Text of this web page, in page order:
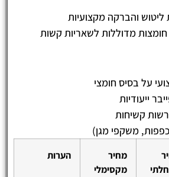
ליטוש והברקה מקצועיות
חומצות מדוללות לשאריות קשות
על בסיס חומצי
ייעודיות
קשיחות
משקפי מגן)
מחיר
מקסימלי
הערות